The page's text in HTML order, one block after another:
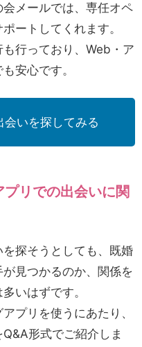
メールでは、専任オペ
ートしてくれます。
行っており、Web・ア
安心です。
いを探してみる
リでの出会いに関
探そうとしても、既婚
見つかるのか、関係を
いはずです。
プリを使うにあたり、
形式でご紹介しま